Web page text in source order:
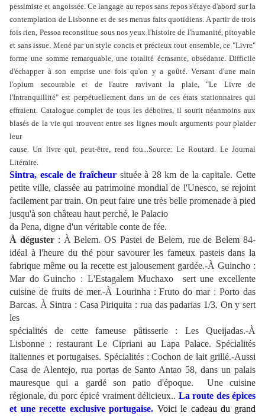
pessimiste et angoissée. Ce langage au repos sans repos s'étaye d'abord sur la
contemplation de Lisbonne et de ses menus faits quotidiens. A partir de trois
fois rien, Pessoa reconstitue sous nos yeux l'histoire de l'humanité, pitoyable
et sans issue. Mené par un style concis et précieux tout ensemble, ce "Livre"
forme une somme remarquable, une totalité écrasante, obsédante. Difficile
d'échapper à son emprise une fois qu'on y a goûté. Versant d'une main
l'opium secourable et de l'autre ravivant la plaie, "Le Livre de
l'Intranquillité" est perpétuellement dans un de ces états stationnaires qui
effraient. Catalogue complet de tous les déboires, il sourit néanmoins aux
blasés de la vie qui trouvent entre ses lignes moult arguments pour plaider
leur
cause. Un livre qui, peut-être, rend fou...Source: Le Routard. Le Journal
Litéraire.
Sintra, escale de fraîcheursituée à 28 km de la capitale. Cette
petite ville, classée au patrimoine mondial de l'Unesco, se rejoint
facilement par train. On peut faire une très belle promenade à pied
jusqu'à son château haut perché, le Palacio
da Pena, digne d'un véritable conte de fée.
À déguster : À Belem. OS Pastei de Belem, rue de Belem 84-
idéal à l'heure du thé pour savourer les fameux pasteis dans la
fabrique même ou la recette est jalousement gardée.-À Guincho :
Mar do Guincho : L'Estagalem Muchaxo sert une excellente
cuisine de fruits de mer.-À Lourinha : Fruto do mar : Porto das
Barcas. À Sintra : Casa Piriquita : rua das padarias 1/3. On y sert
les
spécialités de cette fameuse pâtisserie : Les Queijadas.-À
Lisbonne : restaurant Le Cipriani au Lapa Palace. Spécialités
italiennes et portugaises. Spécialités : Cochon de lait grillé.-Aussi
Casa de Alentejo, rua portas de Santo Antao 58, dans un palais
mauresque qui a gardé son patio d'époque. Une cuisine
régionale, du porc épicé vraiment délicieux.. La route des épices
et une recette exclusive portugaise. Voici le cadeau du grand